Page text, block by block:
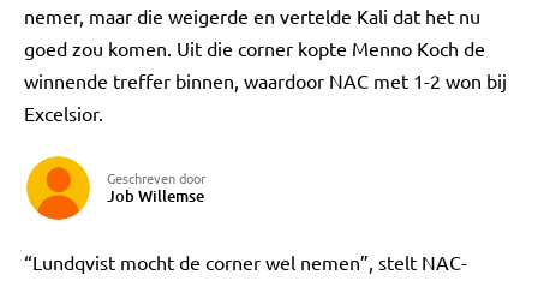
nemer, maar die weigerde en vertelde Kali dat het nu
goed zou komen. Uit die corner kopte Menno Koch de
winnende treffer binnen, waardoor NAC met 1-2 won bij
Excelsior.
Geschreven door
Job Willemse
“Lundqvist mocht de corner wel nemen”, stelt NAC-